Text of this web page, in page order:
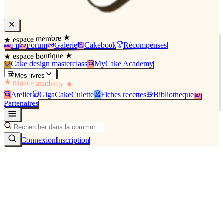
★ espace membre ★
Fil Forum Galerie Cakebook Récompenses
★ espace boutique ★
Cake design masterclass MyCake Academy
Mes livres
★ espace academy ★
Atelier GigaCakeCulette Fiches recettes
Bibliothèque
Partenaires
ConnexionInscription